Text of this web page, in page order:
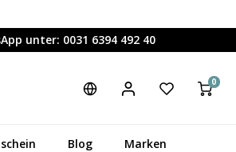
unter: 0031 6394 492 40
0
Blog Marken